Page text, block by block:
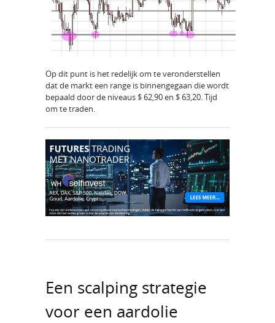
Op dit punt is het redelijk om te veronderstellen
dat de markt een range is binnengegaan die wordt
bepaald door de niveaus $ 62,90 en $ 63,20. Tijd
om te traden.
Een scalping strategie
voor een aardolie